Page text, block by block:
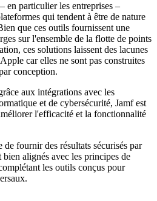
en particulier les entreprises –
qui tendent à être de nature
que ces outils fournissent une
sur l'ensemble de la flotte de points
ces solutions laissent des lacunes
car elles ne sont pas construites
conception.
aux intégrations avec les
et de cybersécurité, Jamf est
l'efficacité et la fonctionnalité
de fournir des résultats sécurisés par
alignés avec les principes de
les outils conçus pour